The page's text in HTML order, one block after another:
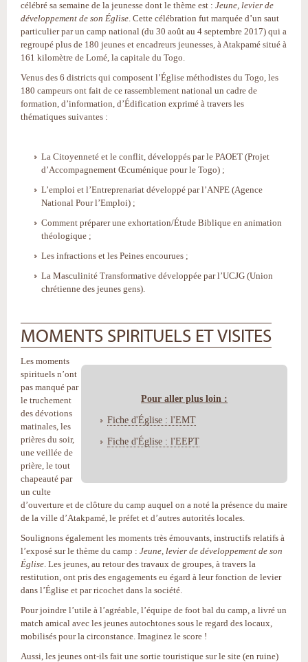
célébré sa semaine de la jeunesse dont le thème est : Jeune, levier de
développement de son Église. Cette célébration fut marquée d’un saut
particulier par un camp national (du 30 août au 4 septembre 2017) qui a
regroupé plus de 180 jeunes et encadreurs jeunesses, à Atakpamé situé à
161 kilomètre de Lomé, la capitale du Togo.
Venus des 6 districts qui composent l’Église méthodistes du Togo, les
180 campeurs ont fait de ce rassemblement national un cadre de
formation, d’information, d’Édification exprimé à travers les
thématiques suivantes :
La Citoyenneté et le conflit, développés par le PAOET (Projet
d’Accompagnement Œcuménique pour le Togo) ;
L’emploi et l’Entreprenariat développé par l’ANPE (Agence
National Pour l’Emploi) ;
Comment préparer une exhortation/Étude Biblique en animation
théologique ;
Les infractions et les Peines encourues ;
La Masculinité Transformative développée par l’UCJG (Union
chrétienne des jeunes gens).
MOMENTS SPIRITUELS ET VISITES
Pour aller plus loin :
Fiche d'Église : l'EMT
Fiche d'Église : l'EEPT
Les moments
spirituels n’ont
pas manqué par
le truchement
des dévotions
matinales, les
prières du soir,
une veillée de
prière, le tout
chapeauté par
un culte
d’ouverture et de clôture du camp auquel on a noté la présence du maire
de la ville d’Atakpamé, le préfet et d’autres autorités locales.
Soulignons également les moments très émouvants, instructifs relatifs à
l’exposé sur le thème du camp : Jeune, levier de développement de son
Église. Les jeunes, au retour des travaux de groupes, à travers la
restitution, ont pris des engagements eu égard à leur fonction de levier
dans l’Église et par ricochet dans la société.
Pour joindre l’utile à l’agréable, l’équipe de foot bal du camp, a livré un
match amical avec les jeunes autochtones sous le regard des locaux,
mobilisés pour la circonstance. Imaginez le score !
Aussi, les jeunes ont-ils fait une sortie touristique sur le site (en ruine)